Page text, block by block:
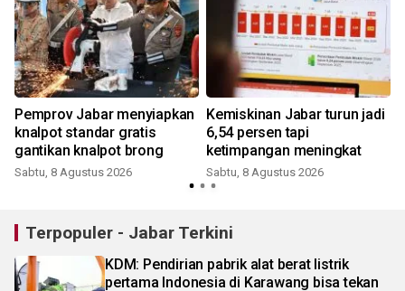
Pemprov Jabar menyiapkan
knalpot standar gratis
gantikan knalpot brong
Sabtu, 8 Agustus 2026
Kemiskinan Jabar turun jadi
6,54 persen tapi
ketimpangan meningkat
Sabtu, 8 Agustus 2026
Terpopuler - Jabar Terkini
KDM: Pendirian pabrik alat berat listrik
pertama Indonesia di Karawang bisa tekan